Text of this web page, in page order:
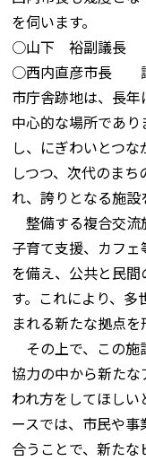
を伺います。
○山下 裕副議長
○西内直彦市長 議
市庁舎跡地は、長
中心的な場所であ
し、にぎわいとつ
しつつ、次代のま
れ、誇りとなる施設
整備する複合交流
子育て支援、カフ
を備え、公共と民
す。これにより、
まれる新たな拠点を
その上で、この施
協力の中から新た
われ方をしてほしい
ースでは、市民や
合うことで、新た